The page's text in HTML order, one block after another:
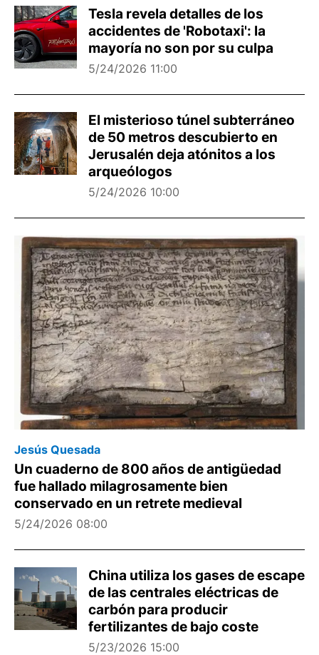
Tesla revela detalles de los
accidentes de 'Robotaxi': la
mayoría no son por su culpa
5/24/2026 11:00
El misterioso túnel subterráneo
de 50 metros descubierto en
Jerusalén deja atónitos a los
arqueólogos
5/24/2026 10:00
Jesús Quesada
Un cuaderno de 800 años de antigüedad
fue hallado milagrosamente bien
conservado en un retrete medieval
5/24/2026 08:00
China utiliza los gases de escape
de las centrales eléctricas de
carbón para producir
fertilizantes de bajo coste
5/23/2026 15:00